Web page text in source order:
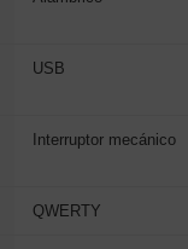
USB
Interruptor mecánico
QWERTY